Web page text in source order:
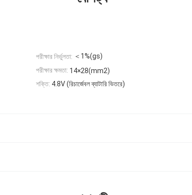
পরীক্ষার নির্ভুলতা: ＜1%(gs)
পরীক্ষার ক্ষমতা: 14×28(mm2)
শক্তি: 4.8V (রিচার্জেবল ব্যাটারি ভিতরে)